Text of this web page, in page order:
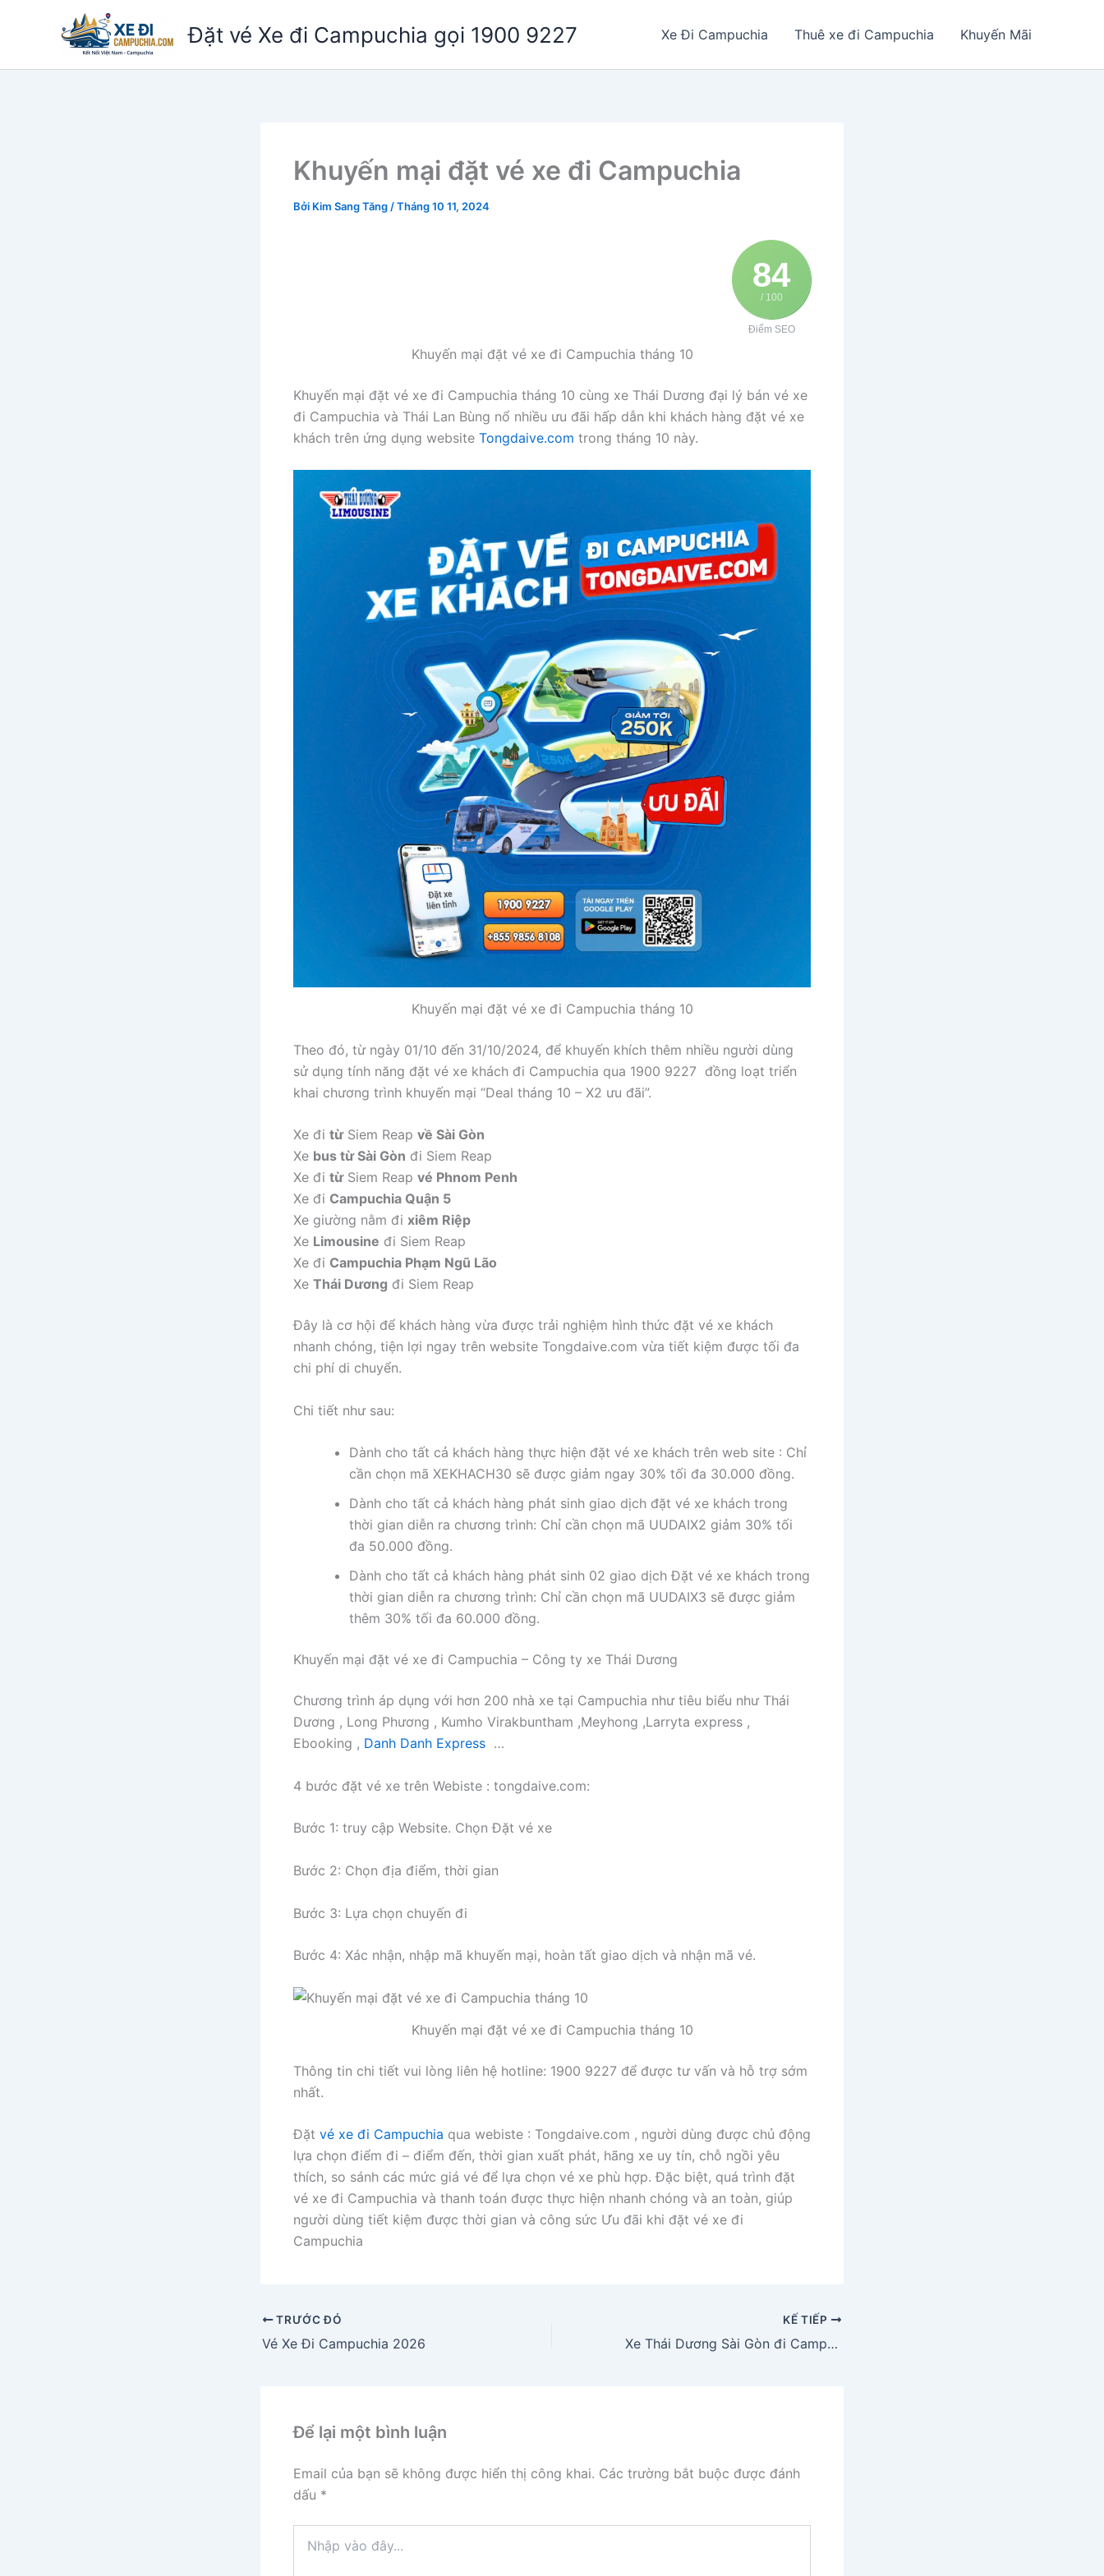
dung
Đặt vé Xe đi Campuchia gọi 1900 9227 Xe Đi Campuchia Thuê xe đi Campuchia Khuyến Mãi
Khuyến mại đặt vé xe đi Campuchia
Bởi Kim Sang Tăng /Tháng 10 11, 2024
84
/ 100
Điểm SEO
Khuyến mại đặt vé xe đi Campuchia tháng 10
Khuyến mại đặt vé xe đi Campuchia tháng 10 cùng xe Thái Dương đại lý bán vé xe
đi Campuchia và Thái Lan Bùng nổ nhiều ưu đãi hấp dẫn khi khách hàng đặt vé xe
khách trên ứng dụng website Tongdaive.com trong tháng 10 này.
Khuyến mại đặt vé xe đi Campuchia tháng 10
Theo đó, từ ngày 01/10 đến 31/10/2024, để khuyến khích thêm nhiều người dùng
sử dụng tính năng đặt vé xe khách đi Campuchia qua 1900 9227 đồng loạt triển
khai chương trình khuyến mại “Deal tháng 10 – X2 ưu đãi”.
Xe đi từSiem Reap về Sài Gòn
Xe bus từ Sài Gòn đi Siem Reap
Xe đi từSiem Reap vé Phnom Penh
Xe đi Campuchia Quận 5
Xe giường nằm đi xiêm Riệp
Xe Limousine đi Siem Reap
Xe đi Campuchia Phạm Ngũ Lão
Xe Thái Dương đi Siem Reap
Đây là cơ hội để khách hàng vừa được trải nghiệm hình thức đặt vé xe khách
nhanh chóng, tiện lợi ngay trên website Tongdaive.com vừa tiết kiệm được tối đa
chi phí di chuyển.
Chi tiết như sau:
Dành cho tất cả khách hàng thực hiện đặt vé xe khách trên web site : Chỉ
cần chọn mã XEKHACH30 sẽ được giảm ngay 30% tối đa 30.000 đồng.
Dành cho tất cả khách hàng phát sinh giao dịch đặt vé xe khách trong
thời gian diễn ra chương trình: Chỉ cần chọn mã UUDAIX2 giảm 30% tối
đa 50.000 đồng.
Dành cho tất cả khách hàng phát sinh 02 giao dịch Đặt vé xe khách trong
thời gian diễn ra chương trình: Chỉ cần chọn mã UUDAIX3 sẽ được giảm
thêm 30% tối đa 60.000 đồng.
Khuyến mại đặt vé xe đi Campuchia – Công ty xe Thái Dương
Chương trình áp dụng với hơn 200 nhà xe tại Campuchia như tiêu biểu như Thái
Dương , Long Phương , Kumho Virakbuntham ,Meyhong ,Larryta express ,
Ebooking , Danh Danh Express …
4 bước đặt vé xe trên Webiste : tongdaive.com:
Bước 1: truy cập Website. Chọn Đặt vé xe
Bước 2: Chọn địa điểm, thời gian
Bước 3: Lựa chọn chuyến đi
Bước 4: Xác nhận, nhập mã khuyến mại, hoàn tất giao dịch và nhận mã vé.
Khuyến mại đặt vé xe đi Campuchia tháng 10
Thông tin chi tiết vui lòng liên hệ hotline: 1900 9227 để được tư vấn và hỗ trợ sớm
nhất. ​
Đặt vé xe đi Campuchia qua webiste : Tongdaive.com , người dùng được chủ động
lựa chọn điểm đi – điểm đến, thời gian xuất phát, hãng xe uy tín, chỗ ngồi yêu
thích, so sánh các mức giá vé để lựa chọn vé xe phù hợp. Đặc biệt, quá trình đặt
vé xe đi Campuchia và thanh toán được thực hiện nhanh chóng và an toàn, giúp
người dùng tiết kiệm được thời gian và công sức Ưu đãi khi đặt vé xe đi
Campuchia
TRƯỚC ĐÓ
Vé Xe Đi Campuchia 2026
KẾ TIẾP
Xe Thái Dương Sài Gòn đi Campuchia
Để lại một bình luận
Email của bạn sẽ không được hiển thị công khai. Các trường bắt buộc được đánh
dấu *
vào